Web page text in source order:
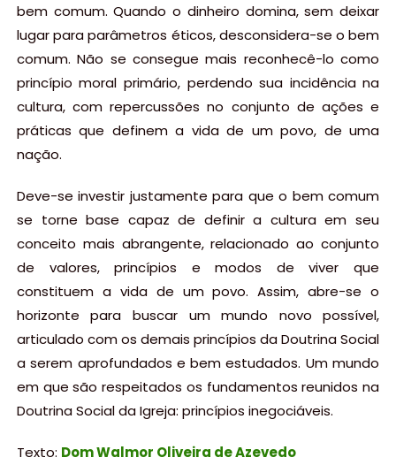
bem comum. Quando o dinheiro domina, sem deixar
lugar para parâmetros éticos, desconsidera-se o bem
comum. Não se consegue mais reconhecê-lo como
princípio moral primário, perdendo sua incidência na
cultura, com repercussões no conjunto de ações e
práticas que definem a vida de um povo, de uma
nação.
Deve-se investir justamente para que o bem comum
se torne base capaz de definir a cultura em seu
conceito mais abrangente, relacionado ao conjunto
de valores, princípios e modos de viver que
constituem a vida de um povo. Assim, abre-se o
horizonte para buscar um mundo novo possível,
articulado com os demais princípios da Doutrina Social
a serem aprofundados e bem estudados. Um mundo
em que são respeitados os fundamentos reunidos na
Doutrina Social da Igreja: princípios inegociáveis.
Texto: Dom Walmor Oliveira de Azevedo